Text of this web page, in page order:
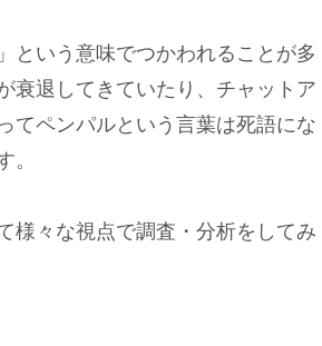
という意味でつかわれることが多
衰退してきていたり、チャットア
てペンパルという言葉は死語にな
。
様々な視点で調査・分析をしてみ